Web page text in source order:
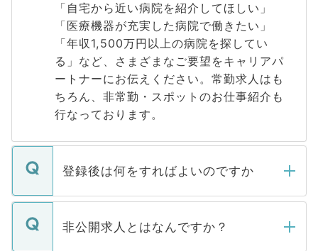
「自宅から近い病院を紹介してほしい」
「医療機器が充実した病院で働きたい」
「年収1,500万円以上の病院を探してい
る」など、さまざまなご要望をキャリアパ
ートナーにお伝えください。常勤求人はも
ちろん、非常勤・スポットのお仕事紹介も
行なっております。
登録後は何をすればよいのですか
ご登録いただきましたら、弊社担当者がご
登録内容を確認し、その後メールもしくは
非公開求人とはなんですか？